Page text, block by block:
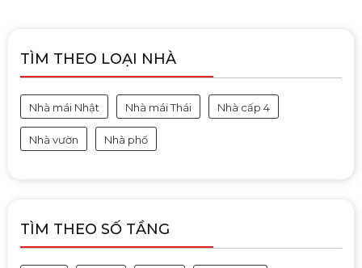
TÌM THEO LOẠI NHÀ
Nhà mái Nhật Nhà mái Thái Nhà cấp 4
Nhà vườn Nhà phố
TÌM THEO SỐ TẦNG